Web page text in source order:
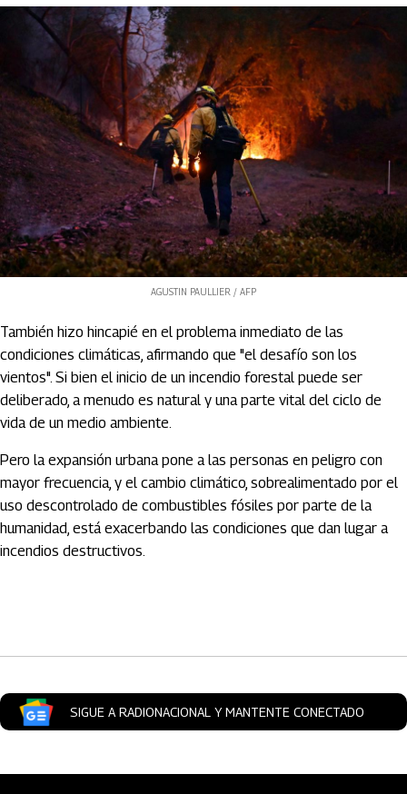
AGUSTIN PAULLIER / AFP
También hizo hincapié en el problema inmediato de las
condiciones climáticas, afirmando que "el desafío son los
vientos". Si bien el inicio de un incendio forestal puede ser
deliberado, a menudo es natural y una parte vital del ciclo de
vida de un medio ambiente.
Pero la expansión urbana pone a las personas en peligro con
mayor frecuencia, y el cambio climático, sobrealimentado por el
uso descontrolado de combustibles fósiles por parte de la
humanidad, está exacerbando las condiciones que dan lugar a
incendios destructivos.
SIGUE A RADIONACIONAL Y MANTENTE CONECTADO